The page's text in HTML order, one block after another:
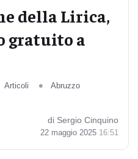
della Lirica,
gratuito a
Articoli
Abruzzo
di Sergio Cinquino
22 maggio 2025 16:51